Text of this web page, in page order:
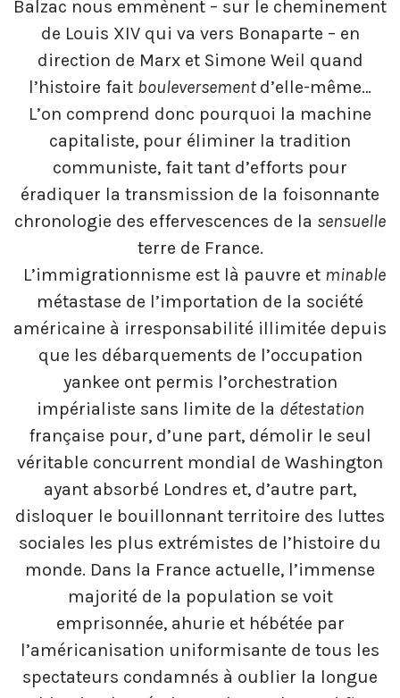
Balzac nous emmènent – sur le cheminement
de Louis XIV qui va vers Bonaparte – en
direction de Marx et Simone Weil quand
l’histoire fait bouleversement d’elle-même…
L’on comprend donc pourquoi la machine
capitaliste, pour éliminer la tradition
communiste, fait tant d’efforts pour
éradiquer la transmission de la foisonnante
chronologie des effervescences de la sensuelle
terre de France.
L’immigrationnisme est là pauvre et minable
métastase de l’importation de la société
américaine à irresponsabilité illimitée depuis
que les débarquements de l’occupation
yankee ont permis l’orchestration
impérialiste sans limite de la détestation
française pour, d’une part, démolir le seul
véritable concurrent mondial de Washington
ayant absorbé Londres et, d’autre part,
disloquer le bouillonnant territoire des luttes
sociales les plus extrémistes de l’histoire du
monde. Dans la France actuelle, l’immense
majorité de la population se voit
emprisonnée, ahurie et hébétée par
l’américanisation uniformisante de tous les
spectateurs condamnés à oublier la longue